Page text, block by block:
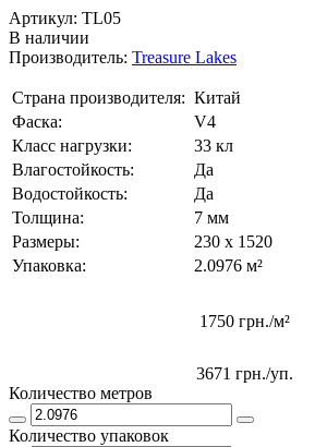
Артикул: TL05
В наличии
Производитель: Treasure Lakes
Страна производителя: Китай
Фаска:
V4
Класс нагрузки:
33 кл
Влагостойкость:
Да
Водостойкость:
Да
Толщина:
7 мм
Размеры:
230 x 1520
Упаковка:
2.0976 м²
1750 грн./м²
3671 грн./уп.
Количество метров
Количество упаковок